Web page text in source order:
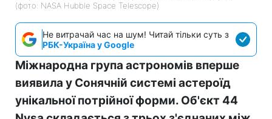
(фото: NASA Hubble Space Telescope)
Не витрачай час на шум! Читай тільки суть з
РБК-Україна у Google
Міжнародна група астрономів вперше
виявила у Сонячній системі астероїд
унікальної потрійної форми. Об'єкт 44